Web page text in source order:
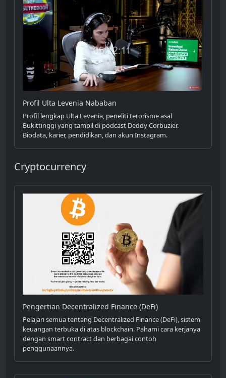
Profil Ulta Levenia Nababan
Profil lengkap Ulta Levenia, peneliti terorisme asal
Bukittinggi yang tampil di podcast Deddy Corbuzier.
Biodata, karier, pendidikan, dan akun Instagram.
Cryptocurrency
Pengertian Decentralized Finance (DeFi)
Pelajari semua tentang Decentralized Finance (DeFi), sistem
keuangan terbuka di atas blockchain. Pahami cara kerjanya
dengan smart contract dan berbagai contoh
penggunaannya.